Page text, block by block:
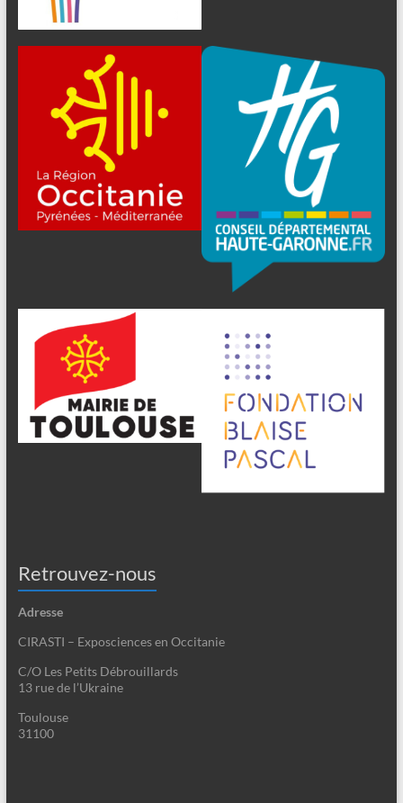
Retrouvez-nous
Adresse
CIRASTI – Exposciences en Occitanie
C/O Les Petits Débrouillards
13 rue de l’Ukraine
Toulouse
31100